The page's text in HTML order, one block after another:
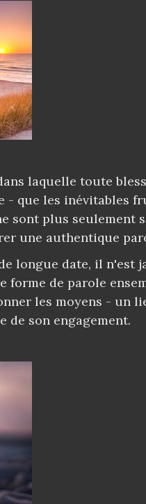
laquelle toute
- que les inévitables
sont plus seulement
une authentique
longue date, il n'est
forme de parole
les moyens - un
son engagement.